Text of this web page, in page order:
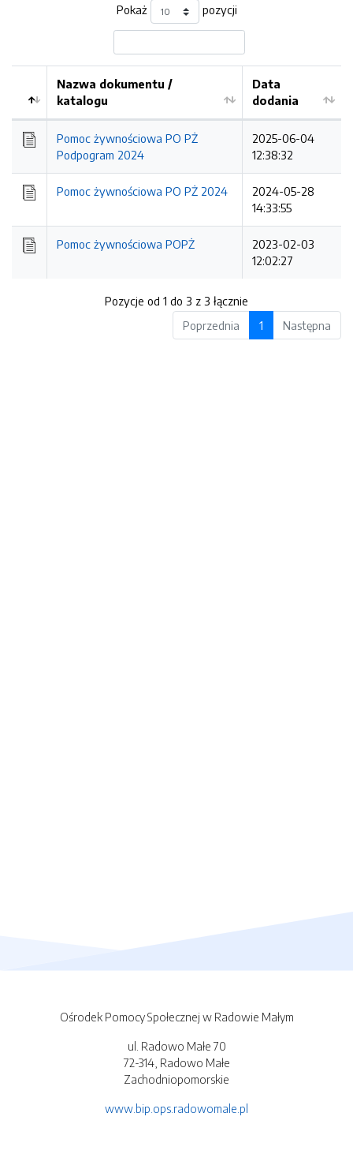
Pokaż pozycji
Kolejność
Nazwa dokumentu /
katalogu
Data
dodania
Pomoc żywnościowa PO PŻ
Podpogram 2024
2025-06-04
12:38:32
Pomoc żywnościowa PO PŻ 2024
2024-05-28
14:33:55
Pomoc żywnościowa POPŻ
2023-02-03
12:02:27
Pozycje od 1 do 3 z 3 łącznie
Poprzednia
1 Następna
Ośrodek Pomocy Społecznej w Radowie Małym
ul. Radowo Małe 70
72-314, Radowo Małe
Zachodniopomorskie
www.bip.ops.radowomale.pl